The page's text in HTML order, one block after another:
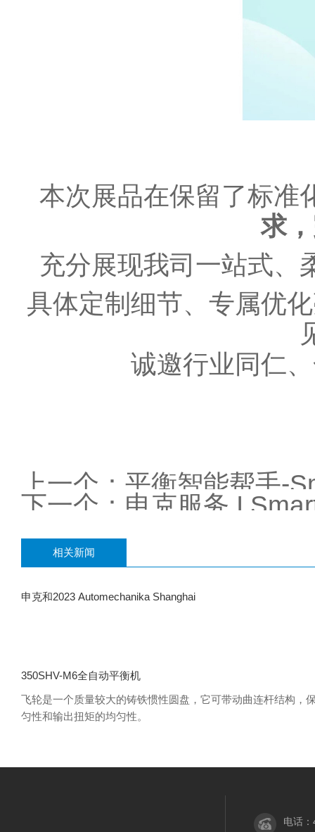
本次展品在保留了标准
求
充分展现我司一站式、
具体定制细节、专属优
诚邀行业同仁
上一个： 平衡智能帮手-
下一个： 申克服务 I
相关新闻
申克和2023 Automechanika Shanghai
350SHV-M6全自动平衡机
飞轮是一个质量较大的铸铁惯性圆盘，它可带动曲连杆结构，
匀性和输出扭矩的均匀性。
电话